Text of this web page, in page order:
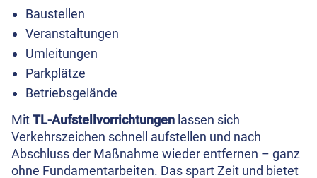
Baustellen
Veranstaltungen
Umleitungen
Parkplätze
Betriebsgelände
MitTL-Aufstellvorrichtungen lassen sich
Verkehrszeichen schnell aufstellen und nach
Abschluss der Maßnahme wieder entfernen – ganz
ohne Fundamentarbeiten. Das spart Zeit und bietet